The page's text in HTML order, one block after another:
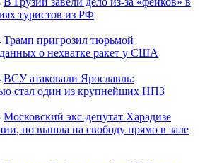
туристов из РФ
Трамп пригрозил тюрьмой
о нехватке ракет у США
ВСУ атаковали Ярославль:
стал один из крупнейших НПЗ
Московский экс-депутат Харадизе
но вышла на свободу прямо в зале